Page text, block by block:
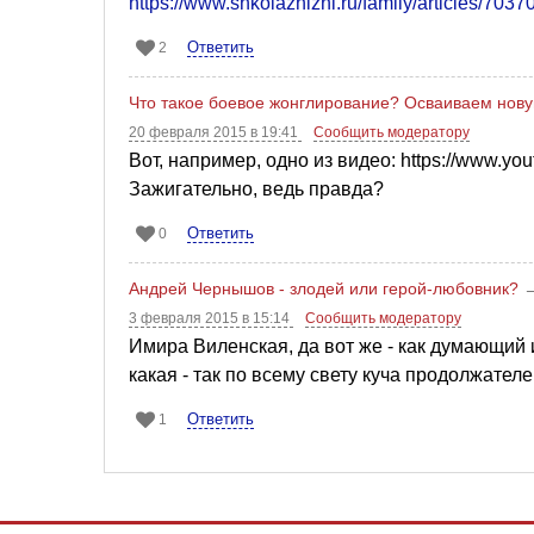
2 Ответить
Что такое боевое жонглирование? Осваиваем
20 февраля 2015 в 19:41 Сообщить модератору
Вот, например, одно из видео: https://
Зажигательно, ведь правда?
0 Ответить
Андрей Чернышов - злодей или герой-любовник?
3 февраля 2015 в 15:14 Сообщить модератору
Имира Виленская, да вот же - как думающий
какая - так по всему свету куча
1 Ответить